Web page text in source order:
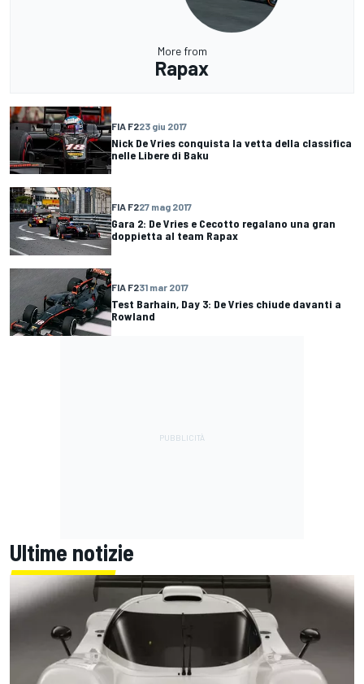
More from
Rapax
FIA F223 giu 2017
Nick De Vries conquista la vetta della classifica
nelle Libere di Baku
FIA F227 mag 2017
Gara 2: De Vries e Cecotto regalano una gran
doppietta al team Rapax
FIA F231 mar 2017
Test Barhain, Day 3: De Vries chiude davanti a
Rowland
Ultime notizie